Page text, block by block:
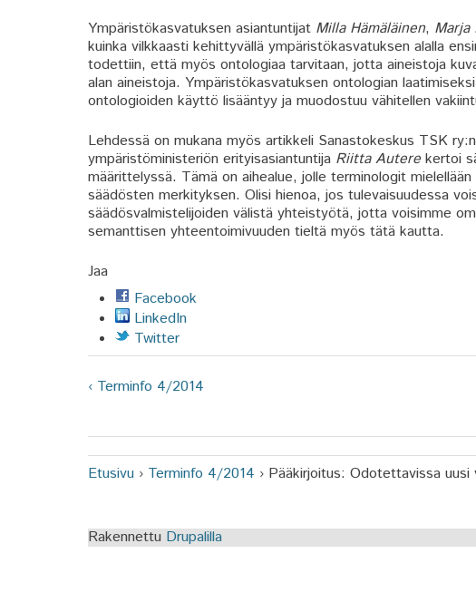
Ympäristökasvatuksen asiantuntijat Milla Hämäläinen, Marja
kuinka vilkkaasti kehittyvällä ympäristökasvatuksen alalla
todettiin, että myös ontologiaa tarvitaan, jotta aineistoja
alan aineistoja. Ympäristökasvatuksen ontologian
ontologioiden käyttö lisääntyy ja muodostuu vähitellen
Lehdessä on mukana myös artikkeli Sanastokeskus TSK
ympäristöministeriön erityisasiantuntija Riitta Autere kertoi
määrittelyssä. Tämä on aihealue, jolle terminologit
säädösten merkityksen. Olisi hienoa, jos tulevaisuudessa
säädösvalmistelijoiden välistä yhteistyötä, jotta voisimme
semanttisen yhteentoimivuuden tieltä myös tätä kautta.
Jaa
Facebook
LinkedIn
Twitter
‹ Terminfo 4/2014
Etusivu › Terminfo 4/2014 › Pääkirjoitus: Odotettavissa
Rakennettu Drupalilla